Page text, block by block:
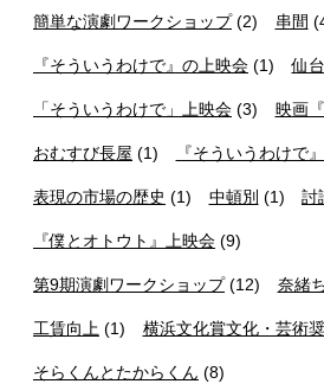
簡単な演劇ワークショップ(2) 串間
『そういうわけで』の上映会 (1) 仙台
「そういうわけで」上映会 (3) 映画
おむすび長屋 (1) 『そういうわけで
表現の市場の歴史 (1) 中頓別 (1) 討
『僕とオトウト』上映会 (9)
第9期演劇ワークショップ(12) 奈緒
工賃向上 (1) 横浜文化賞文化・芸術
そらくんとたからくん (8)